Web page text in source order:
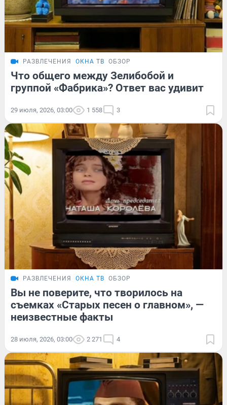
РАЗВЛЕЧЕНИЯ ОКНА ТВ ОБЗОР
Что общего между Зелибобой и
группой «Фабрика»? Ответ вас удивит
29 июля, 2026, 03:00 1 558 3
РАЗВЛЕЧЕНИЯ ОКНА ТВ ОБЗОР
Вы не поверите, что творилось на
съемках «Старых песен о главном», —
неизвестные факты
28 июля, 2026, 03:00 2 271 4